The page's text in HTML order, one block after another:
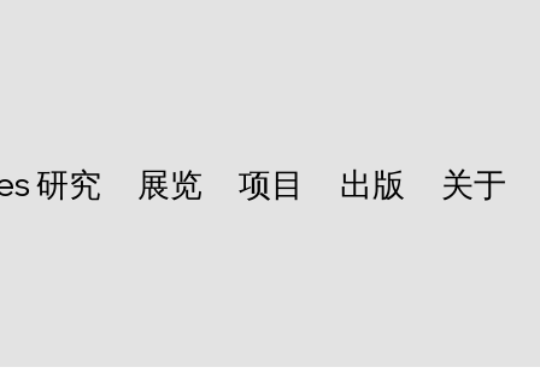
研究 展览 项目 出版 关于